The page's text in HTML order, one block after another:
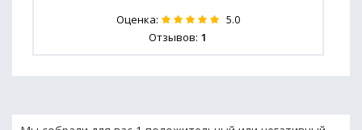
Оценка: 5.0
Отзывов: 1